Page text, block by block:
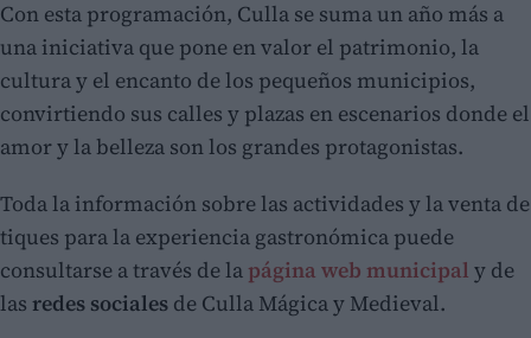
Con esta programación, Culla se suma un año más a
una iniciativa que pone en valor el patrimonio, la
cultura y el encanto de los pequeños municipios,
convirtiendo sus calles y plazas en escenarios donde el
amor y la belleza son los grandes protagonistas.
Toda la información sobre las actividades y la venta de
tiques para la experiencia gastronómica puede
consultarse a través de la página web municipal y de
las redes sociales de Culla Mágica y Medieval.